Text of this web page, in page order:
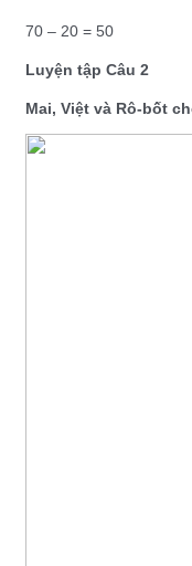
70 – 20 =
Luyện tập Câu 2
Mai, Việt và Rô-bốt